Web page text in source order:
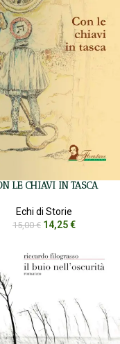
LE CHIAVI IN TASCA
Echi di Storie
15,00€ 14,25€